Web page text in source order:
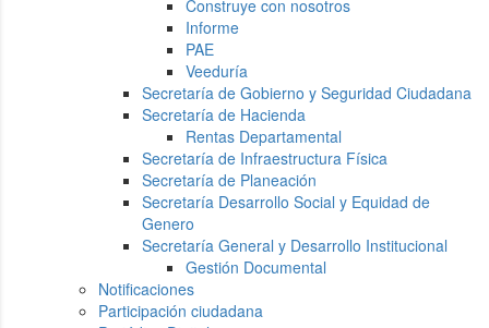
Construye con nosotros
Informe
PAE
Veeduría
Secretaría de Gobierno y Seguridad Ciudadana
Secretaría de Hacienda
Rentas Departamental
Secretaría de Infraestructura Física
Secretaría de Planeación
Secretaría Desarrollo Social y Equidad de
Genero
Secretaría General y Desarrollo Institucional
Gestión Documental
Notificaciones
Participación ciudadana